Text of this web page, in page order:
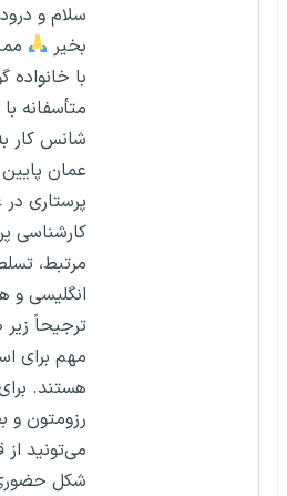
سلام و
بخیر
با خانواده
متأسفانه
شانس کار
عمان
پرستاری
کارشناسی
مرتبط،
انگلیسی
مهم برای
هستند.
رزومتون و
می‌تونید
شکل